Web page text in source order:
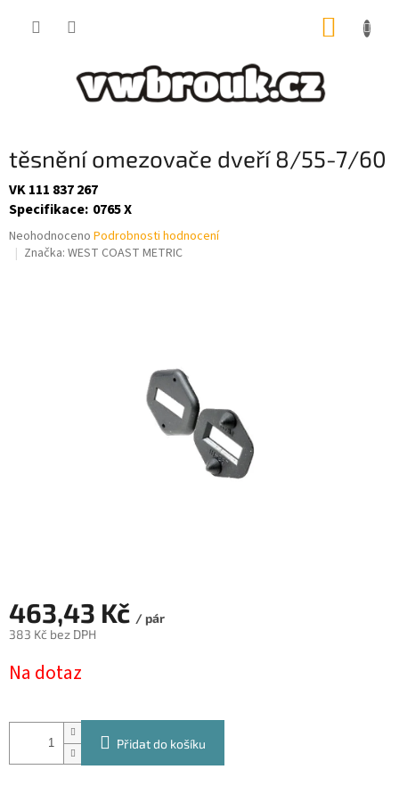
těsnění omezovače dveří 8/55-7/60
VK 111 837 267
Specifikace: 0765 X
Průměrné
hodnocení
Neohodnoceno Podrobnosti hodnocení
Značka: WEST COAST METRIC
463,43 Kč / pár
383 Kč bez DPH
cena:
Na dotaz
Přidat do košíku